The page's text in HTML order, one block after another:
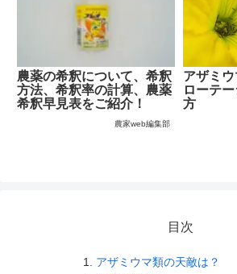
農薬の希釈について、希釈
方法、希釈率の計算、農薬
希釈早見表をご紹介！
農家web編集部
アザミ
ローテ
方
目次
アザミウマ類の天敵は？